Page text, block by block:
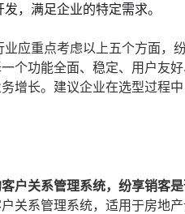
，满足企业的特定需求。
应重点考虑以上五个方面，
个功能全面、稳定、用户友
增长。建议企业在选型过程
户关系管理系统，纷享销客是
关系管理系统，适用于房地